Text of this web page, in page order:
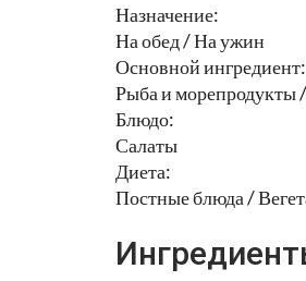
Назначение:
На обед / На ужин
Основной ингредиент:
Рыба и морепродукты
Блюдо:
Салаты
Диета:
Постные блюда /